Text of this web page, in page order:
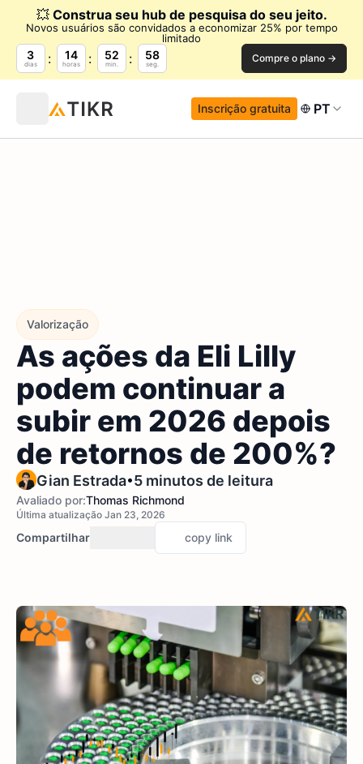
💥 Construa seu hub de pesquisa do seu jeito.
Novos usuários são convidados a economizar 25% por tempo
limitado
3
dias
14
horas
52
min.
57
seg. Compre o plano →
Inscrição gratuita PT
Valorização
As ações da Eli Lilly
podem continuar a
subir em 2026 depois
de retornos de 200%?
Gian Estrada•5 minutos de leitura
Avaliado por:Thomas Richmond
Última atualização Jan 23, 2026
Compartilhar copy link